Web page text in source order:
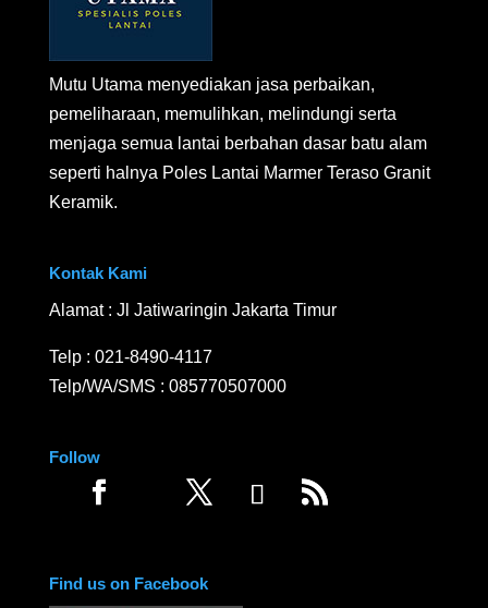
Mutu Utama menyediakan jasa perbaikan,
pemeliharaan, memulihkan, melindungi serta
menjaga semua lantai berbahan dasar batu alam
seperti halnya Poles Lantai Marmer Teraso Granit
Keramik.
Kontak Kami
Alamat : Jl Jatiwaringin Jakarta Timur
Telp : 021-8490-4117
Telp/WA/SMS : 085770507000
Follow
Find us on Facebook